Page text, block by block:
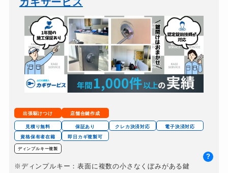
バイクカギ作成 16,500円～(税込)
スーツケースカギ開け 8,800円～(税込)
スーツケースカギ作成 8,800円～(税込)
金庫カギ開け 14,300円～(税込)
金庫カギ修理 11,000円～(税込)
金庫カギ交換
ロッカーカギ開け 8,800円～(税込)
ドアノブカギ開け
8,800円～(税込)
出張駆けつけ 店舗合鍵作成
見積り無料 保証あり クレカ決済対応
電子決済対応
資格保有者在籍
即日カギ複製可
ディンプルキー複製
※ディンプルキー：表面に複数の小さなくぼみがある鍵
?